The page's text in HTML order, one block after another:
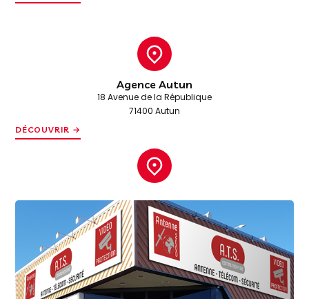
Agence Autun
18 Avenue de la République
71400 Autun
DÉCOUVRIR →